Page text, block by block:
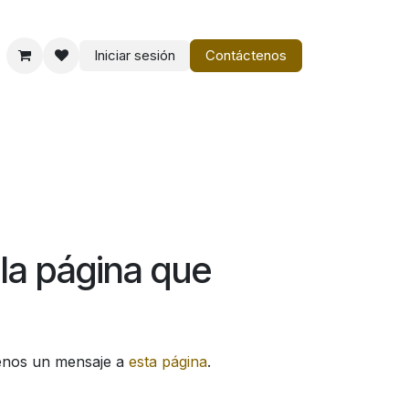
Iniciar sesión Contáctenos
página que
un mensaje a esta página.